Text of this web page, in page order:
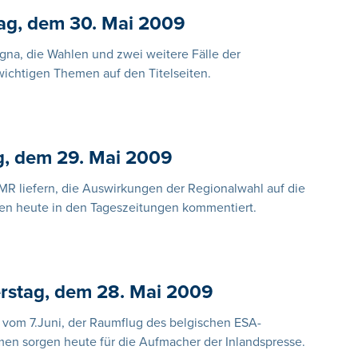
dem 30. Mai 2009
die Wahlen und zwei weitere Fälle der
Themen auf den Titelseiten.
dem 29. Mai 2009
liefern, die Auswirkungen der Regionalwahl auf die
heute in den Tageszeitungen kommentiert.
dem 28. Mai 2009
7.Juni, der Raumflug des belgischen ESA-
sorgen heute für die Aufmacher der Inlandspresse.